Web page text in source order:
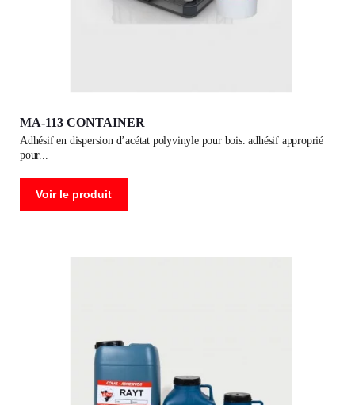
MA-113 CONTAINER
adhésif en dispersion d’acétat polyvinyle pour bois. adhésif approprié
pour
Voir le produit